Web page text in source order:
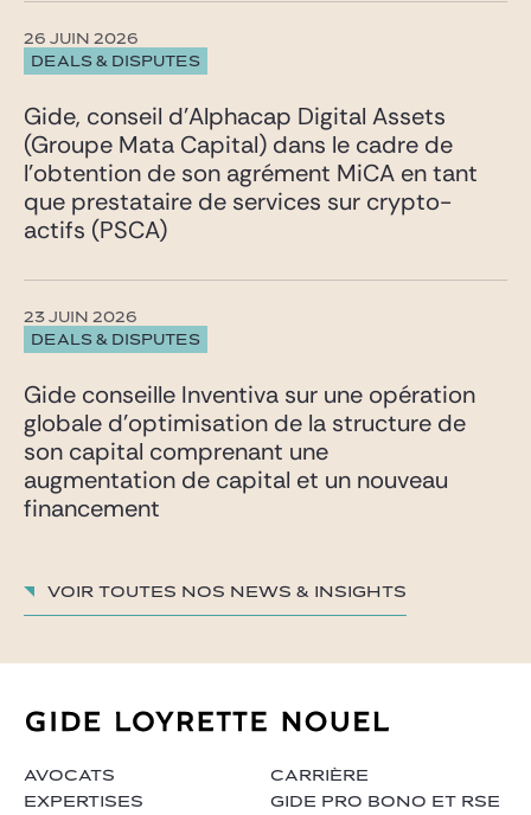
DEALS & DISPUTES
26 JUIN 2026
Gide, conseil d’Alphacap Digital Assets
(Groupe Mata Capital) dans le cadre de
l’obtention de son agrément MiCA en tant
que prestataire de services sur crypto-
actifs (PSCA)
DEALS & DISPUTES
23 JUIN 2026
Gide conseille Inventiva sur une opération
globale d’optimisation de la structure de
son capital comprenant une
augmentation de capital et un nouveau
financement
Voir toutes nos News & insights
AVOCATS
EXPERTISES
CARRIÈRE
GIDE PRO BONO ET RSE